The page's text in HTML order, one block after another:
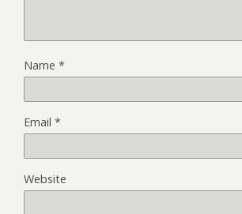
Name *
Email *
Website